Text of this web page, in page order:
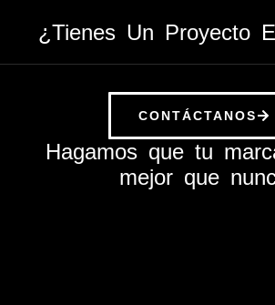
¿Tienes Un Proyecto
CONTÁCTANOS
Hagamos que tu
mejor que